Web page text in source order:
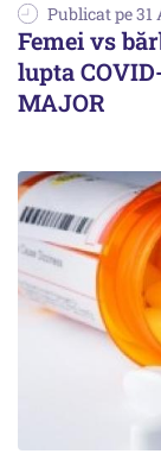
Publicat pe 31
Femei vs
lupta
MAJOR